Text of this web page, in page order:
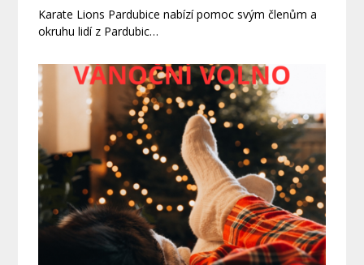
Karate Lions Pardubice nabízí pomoc svým členům a
okruhu lidí z Pardubic…